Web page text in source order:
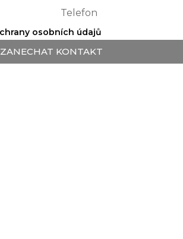
osobních údajů
ZANECHAT KONTAKT